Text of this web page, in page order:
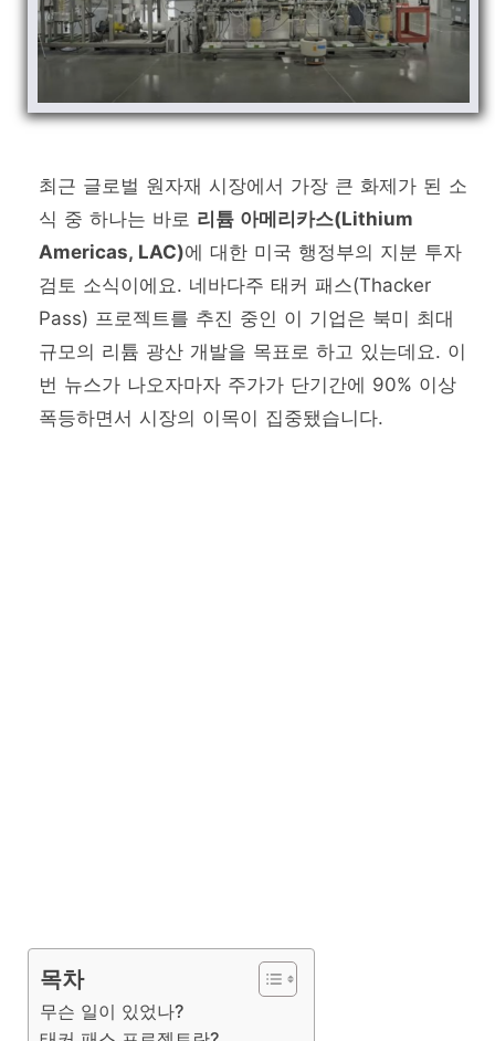
최근 글로벌 원자재 시장에서 가장 큰 화제가 된 소
식 중 하나는 바로 리튬 아메리카스(Lithium
Americas, LAC)에 대한 미국 행정부의 지분 투자
검토 소식이에요. 네바다주 태커 패스(Thacker
Pass) 프로젝트를 추진 중인 이 기업은 북미 최대
규모의 리튬 광산 개발을 목표로 하고 있는데요. 이
번 뉴스가 나오자마자 주가가 단기간에 90% 이상
폭등하면서 시장의 이목이 집중됐습니다.
목차
무슨 일이 있었나?